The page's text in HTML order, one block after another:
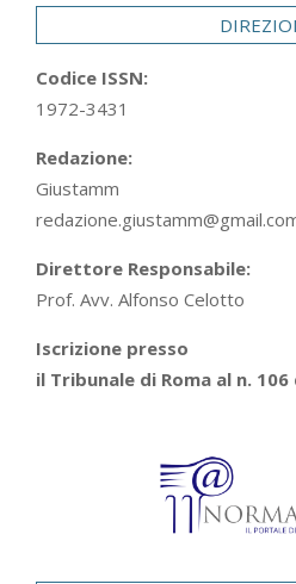
Codice ISSN:
1972-3431
Redazione:
Giustamm
Direttore Responsabile:
Prof. Avv. Alfonso Celotto
Iscrizione presso
il Tribunale di Roma al n.